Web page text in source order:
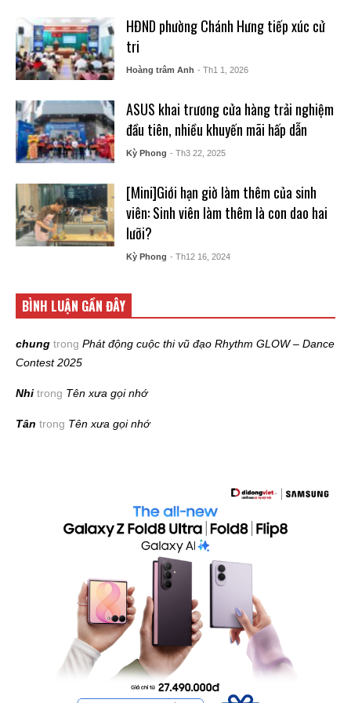
HĐND phường Chánh Hưng tiếp xúc cử
tri
Hoàng trâm Anh - Th1 1, 2026
ASUS khai trương cửa hàng trải nghiệm
đầu tiên, nhiều khuyến mãi hấp dẫn
Kỳ Phong - Th3 22, 2025
[Mini]Giới hạn giờ làm thêm của sinh
viên: Sinh viên làm thêm là con dao hai
lưỡi?
Kỳ Phong - Th12 16, 2024
BÌNH LUẬN GẦN ĐÂY
chung trong Phát động cuộc thi vũ đạo Rhythm GLOW – Dance
Contest 2025
Nhi trong Tên xưa gọi nhớ
Tân trong Tên xưa gọi nhớ